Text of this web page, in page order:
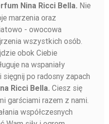
Nina Ricci Bella. Nie
marzenia oraz
- owocowa
wszystkich osób.
obok Ciebie
na wspaniały
po radosny zapach
Ricci Bella. Ciesz się
garściami razem z nami.
współczesnych